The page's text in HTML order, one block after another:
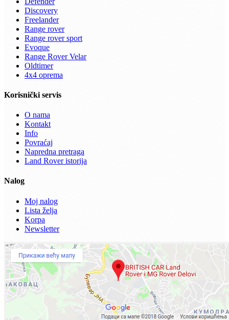
Discovery
Freelander
Range rover
Range rover sport
Evoque
Range Rover Velar
Oldtimer
4x4 oprema
Korisnički servis
O nama
Kontakt
Info
Povraćaj
Napredna pretraga
Land Rover istorija
Nalog
Moj nalog
Lista želja
Korpa
Newsletter